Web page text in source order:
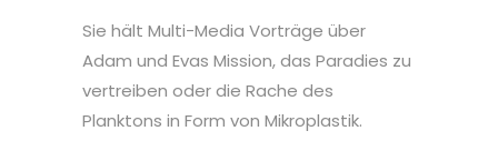
Sie hält Multi-Media Vorträge über
Adam und Evas Mission, das Paradies zu
vertreiben oder die Rache des
Planktons in Form von Mikroplastik.